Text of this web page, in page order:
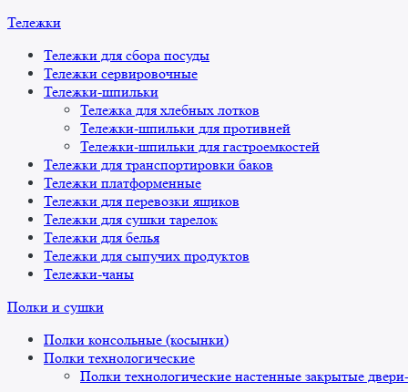
Тележки
Тележки для сбора посуды
Тележки сервировочные
Тележки-шпильки
Тележка для хлебных лотков
Тележки-шпильки для противней
Тележки-шпильки для гастроемкостей
Тележки для транспортировки баков
Тележки платформенные
Тележки для перевозки ящиков
Тележки для сушки тарелок
Тележки для белья
Тележки для сыпучих продуктов
Тележки-чаны
Полки и сушки
Полки консольные (косынки)
Полки технологические
Полки технологические настенные закрытые двери-